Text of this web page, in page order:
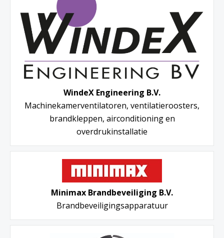
WindeX Engineering B.V.
Machinekamerventilatoren, ventilatieroosters,
brandkleppen, airconditioning en
overdrukinstallatie
Minimax Brandbeveiliging B.V.
Brandbeveiligingsapparatuur